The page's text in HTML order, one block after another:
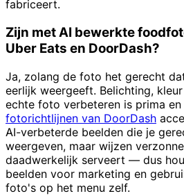
fabriceert.
Zijn met AI bewerkte
Uber Eats en DoorDash?
Ja, zolang de foto het gerecht
eerlijk weergeeft. Belichting,
echte foto verbeteren is prima
fotorichtlijnen van DoorDash
AI-verbeterde beelden die je
weergeven, maar wijzen
daadwerkelijk serveert — dus
beelden voor marketing en
foto's op het menu zelf.